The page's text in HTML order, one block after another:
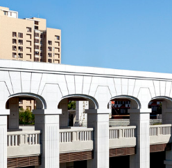
葳
際．
國
際
葳
格。
培
養